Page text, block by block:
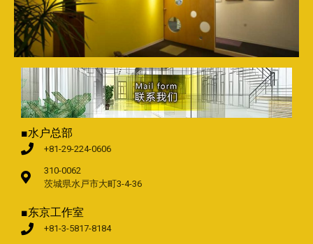
■水户总部
+81-29-224-0606
310-0062
茨城県水戸市大町3-4-36
■东京工作室
+81-3-5817-8184